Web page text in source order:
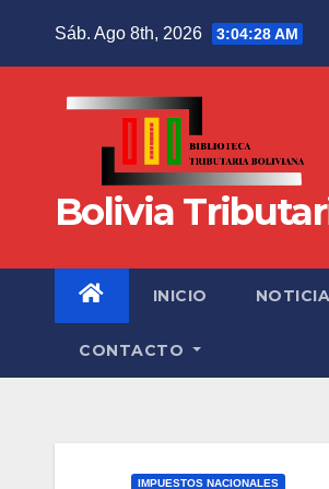
Sáb. Ago 8th, 2026 3:04:29 AM
Bolivia
INICIO
CONTACTO
IMPUESTOS NACIONALES